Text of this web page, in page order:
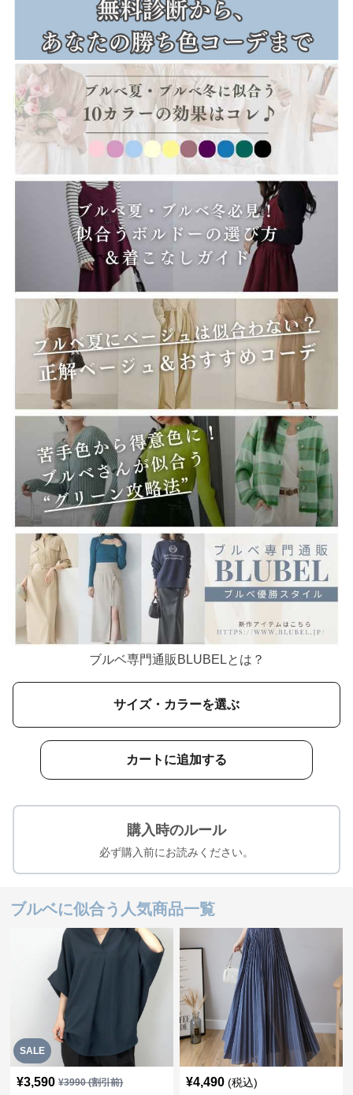
ブルベ専門通販BLUBELとは？
サイズ・カラーを選ぶ
カートに追加する
購入時のルール
必ず購入前にお読みください。
ブルベに似合う人気商品一覧
SALE
¥3,590 ¥3990(割引前) ¥4,490 (税込)